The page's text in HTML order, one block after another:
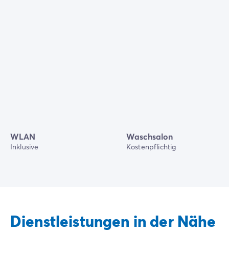
WLAN
Inklusive
Waschsalon
Kostenpflichtig
Dienstleistungen in der Nähe